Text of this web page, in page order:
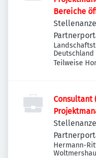
Bereiche
Deutschland
Teilweise
Hermann-